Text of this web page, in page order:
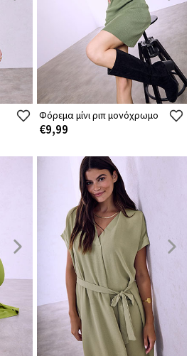
Φόρεμα μίνι ριπ μονόχρωμο
€9,99